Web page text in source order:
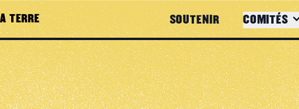
TERRE SOUTENIR COMITÉS